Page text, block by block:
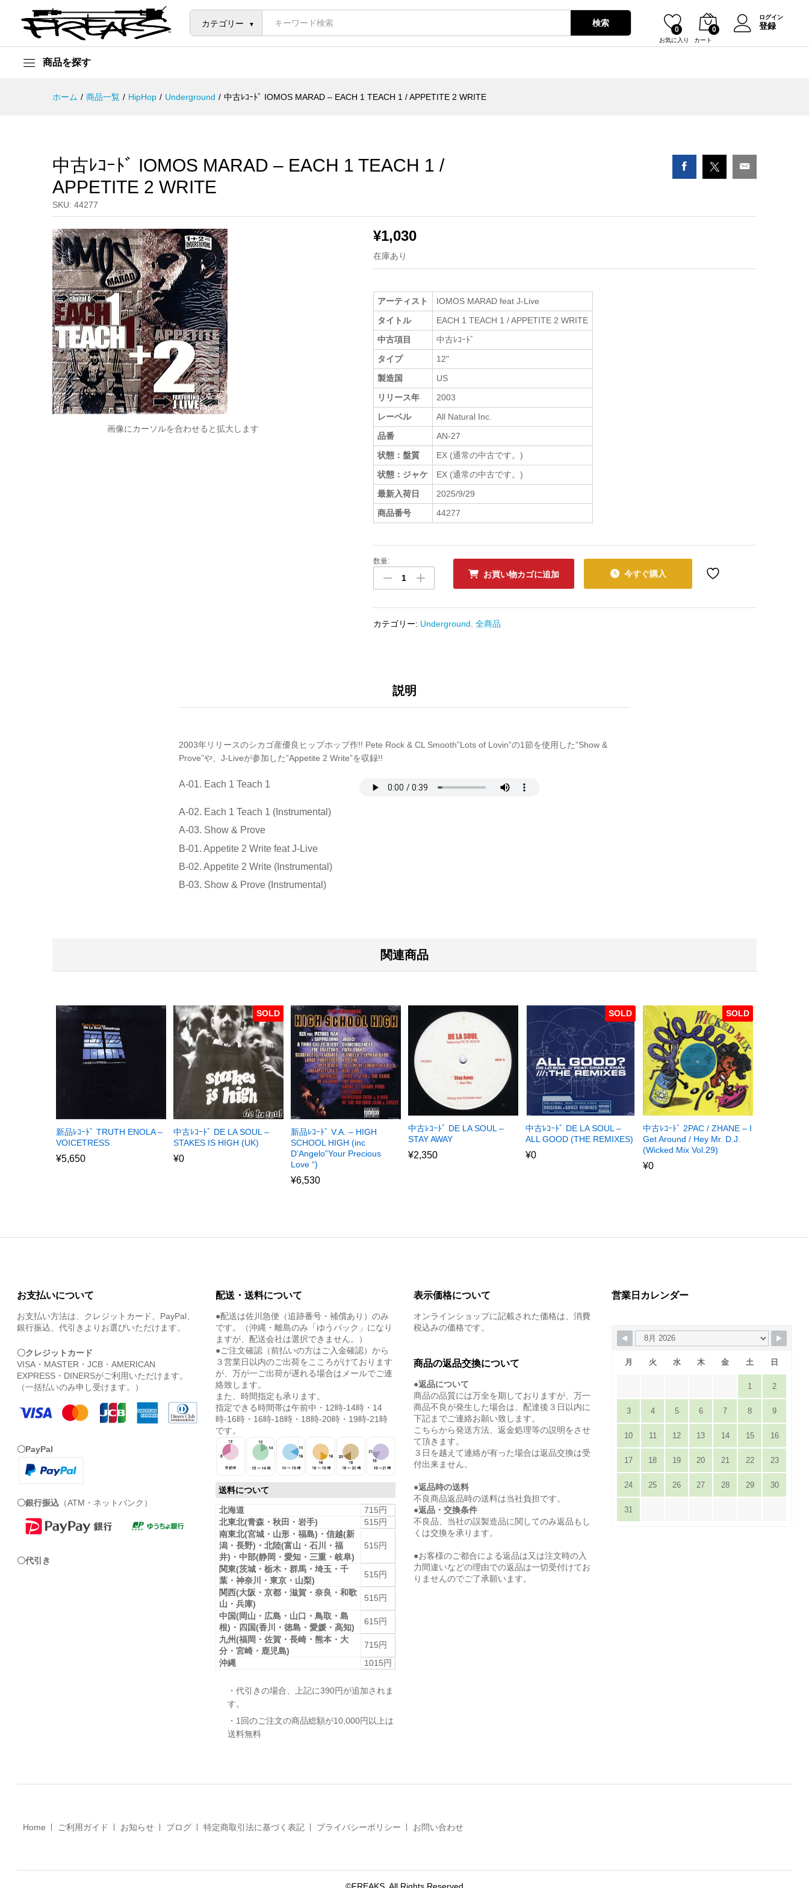
カテゴリー 検索
お気に入り
0
カート
0
ログイン
登録
商品を探す
ホーム / 商品一覧 / HipHop / Underground / 中古ﾚｺｰﾄﾞ IOMOS MARAD – EACH 1 TEACH 1 / APPETITE 2 WRITE
中古ﾚｺｰﾄﾞ IOMOS MARAD – EACH 1 TEACH 1 /
APPETITE 2 WRITE
SKU: 44277
画像にカーソルを合わせると拡大します
¥1,030
在庫あり
アーティスト
IOMOS MARAD feat J-Live
タイトル
EACH 1 TEACH 1 / APPETITE 2 WRITE
中古項目
中古ﾚｺｰﾄﾞ
タイプ
12"
製造国
US
リリース年
2003
レーベル
All Natural Inc.
品番
AN-27
状態：盤質
EX (通常の中古です。)
状態：ジャケ
EX (通常の中古です。)
最新入荷日
2025/9/29
商品番号
44277
中
ﾚ
ﾄﾞ
EACH
TEACH
APPETITE
2
数
数量:
お買い物カゴに追加 今すぐ購入
カテゴリー: Underground ,全商品
説明
2003年リリースのシカゴ産優良ヒップホップ作!! Pete Rock & CL Smooth”Lots of Lovin”の1節を使用した”Show &
Prove”や、J-Liveが参加した”Appetite 2 Write”を収録!!
A-01. Each 1 Teach 1
A-02. Each 1 Teach 1 (Instrumental)
A-03. Show & Prove
B-01. Appetite 2 Write feat J-Live
B-02. Appetite 2 Write (Instrumental)
B-03. Show & Prove (Instrumental)
関連商品
新品ﾚｺｰﾄﾞ TRUTH ENOLA –
VOICETRESS
¥5,650
SOLD
中古ﾚｺｰﾄﾞ DE LA SOUL –
STAKES IS HIGH (UK)
¥0
新品ﾚｺｰﾄﾞ V.A. – HIGH
SCHOOL HIGH (inc
D’Angelo”Your Precious
Love “)
¥6,530
中古ﾚｺｰﾄﾞ DE LA SOUL –
STAY AWAY
¥2,350
SOLD
中古ﾚｺｰﾄﾞ DE LA SOUL –
ALL GOOD (THE REMIXES)
¥0
SOLD
中古ﾚｺｰﾄﾞ 2PAC / ZHANE – I
Get Around / Hey Mr. D.J.
(Wicked Mix Vol.29)
¥0
お支払いについて
お支払い方法は、クレジットカード、PayPal、
銀行振込、代引きよりお選びいただけます。
〇クレジットカード
VISA・MASTER・JCB・AMERICAN
EXPRESS・DINERSがご利用いただけます。
（一括払いのみ申し受けます。）
〇PayPal
〇銀行振込 （ATM・ネットバンク）
〇代引き
配送・送料について
●配送は佐川急便（追跡番号・補償あり）のみ
です。（沖縄・離島のみ「ゆうパック」になり
ますが、配送会社は選択できません。）
●ご注文確認（前払いの方はご入金確認）から
３営業日以内のご出荷をこころがけております
が、万が一ご出荷が遅れる場合はメールでご連
絡致します。
また、時間指定も承ります。
指定できる時間帯は午前中・12時-14時・14
時-16時・16時-18時・18時-20時・19時-21時
です。
送料について
北海道
715円
北東北(青森・秋田・岩手)
515円
南東北(宮城・山形・福島)・信越(新
潟・長野)・北陸(富山・石川・福
井)・中部(静岡・愛知・三重・岐阜)
515円
関東(茨城・栃木・群馬・埼玉・千
葉・神奈川・東京・山梨)
515円
関西(大阪・京都・滋賀・奈良・和歌
山・兵庫)
515円
中国(岡山・広島・山口・鳥取・島
根)・四国(香川・徳島・愛媛・高知)
615円
九州(福岡・佐賀・長崎・熊本・大
分・宮崎・鹿児島)
715円
沖縄
1015円
・代引きの場合、上記に390円が追加されま
す。
・1回のご注文の商品総額が10,000円以上は
送料無料
表示価格について
オンラインショップに記載された価格は、消費
税込みの価格です。
商品の返品交換について
●返品について
商品の品質には万全を期しておりますが、万一
商品不良が発生した場合は、配達後３日以内に
下記までご連絡お願い致します。
こちらから発送方法、返金処理等の説明をさせ
て頂きます。
３日を越えて連絡が有った場合は返品交換は受
付出来ません。
●返品時の送料
不良商品返品時の送料は当社負担です。
●返品・交換条件
不良品、当社の誤製造品に関してのみ返品もし
くは交換を承ります。
●お客様のご都合による返品は又は注文時の入
力間違いなどの理由での返品は一切受付けてお
りませんのでご了承願います。
営業日カレンダー
月 火 水 木 金 土 日
1 2
3 4 5 6 7 8 9
10 11 12 13 14 15 16
17 18 19 20 21 22 23
24 25 26 27 28 29 30
31
Home ご利用ガイド お知らせ ブログ 特定商取引法に基づく表記 プライバシーポリシー お問い合わせ
中古ﾚｺｰﾄﾞ IOMOS MARAD - EACH 1 TEACH 1 / APPETITE 2 WRITE
説明
¥1,030 カートに入れる